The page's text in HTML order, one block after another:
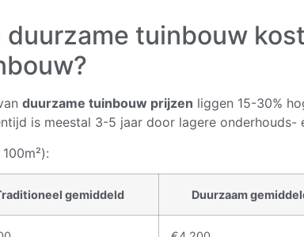
duurzame tuinbouw
duurzame tuinbouw prijzen liggen 15-30%
is meestal 3-5 jaar door lagere onderhouds-
gemiddeld Duurzaam